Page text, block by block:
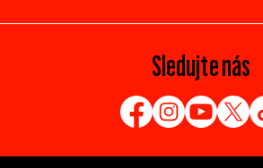
Sledujte nás